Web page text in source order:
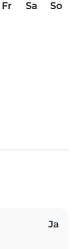
Fr Sa
So
Ja